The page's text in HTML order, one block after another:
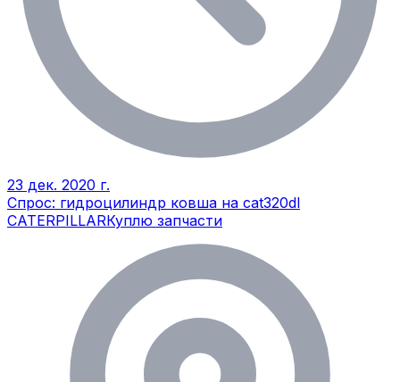
23 дек. 2020 г.
Спрос: гидроцилиндр ковша на cat320dl
CATERPILLARКуплю запчасти